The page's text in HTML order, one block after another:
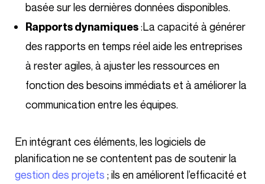
basée sur les dernières données disponibles.
Rapports dynamiques:La capacité à générer
des rapports en temps réel aide les entreprises
à rester agiles, à ajuster les ressources en
fonction des besoins immédiats et à améliorer la
communication entre les équipes.
En intégrant ces éléments, les logiciels de
planification ne se contentent pas de soutenir la
gestion des projets ; ils en améliorent l’efficacité et